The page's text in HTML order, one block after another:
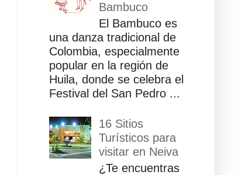
Bambuco
El Bambuco es
una danza tradicional de
Colombia, especialmente
popular en la región de
Huila, donde se celebra el
Festival del San Pedro ...
16 Sitios
Turísticos para
visitar en Neiva
¿Te encuentras